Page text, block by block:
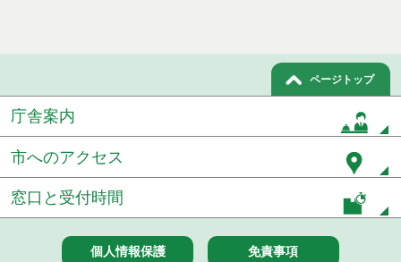
令和６年４月分
令和６年３月分
令和６年２月分
令和６年１月分
令和５年１２月分
ページトップ
庁舎案内
市へのアクセス
窓口と受付時間
個人情報保護 免責事項